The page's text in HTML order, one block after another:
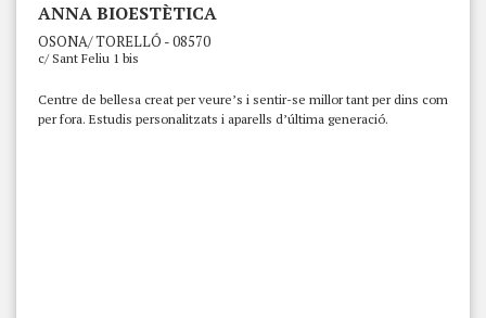
ANNA BIOESTÈTICA
OSONA/ TORELLÓ - 08570
c/ Sant Feliu 1 bis
Centre de bellesa creat per veure’s i sentir-se millor tant per dins com
per fora. Estudis personalitzats i aparells d’última generació.